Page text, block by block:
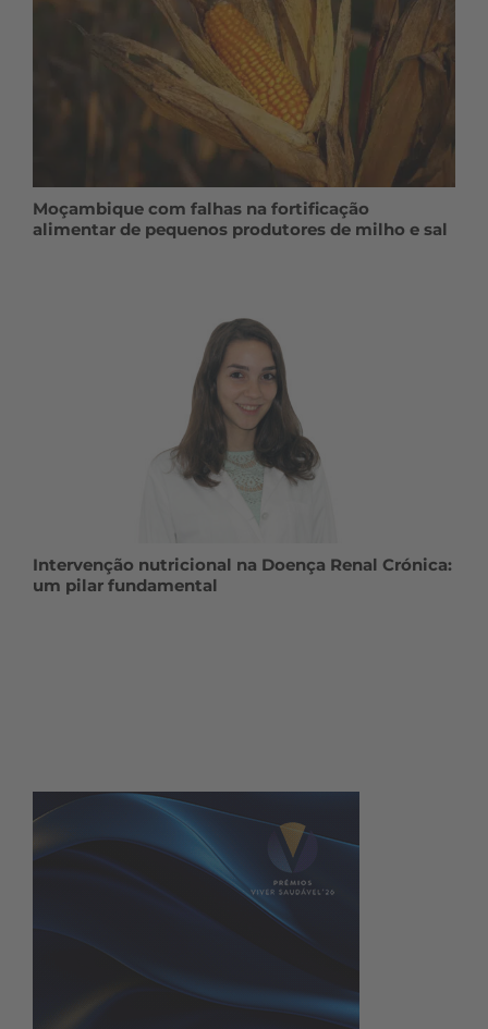
Moçambique com falhas na fortificação
alimentar de pequenos produtores de milho e sal
Intervenção nutricional na Doença Renal Crónica:
um pilar fundamental